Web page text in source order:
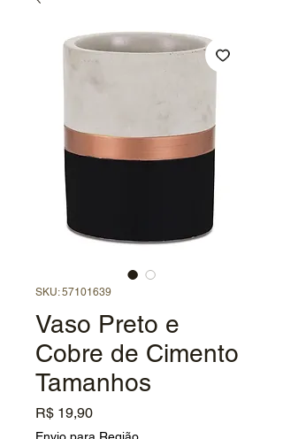
SKU: 57101639
Vaso Preto e
Cobre de Cimento
Tamanhos
R$ 19,90Preço